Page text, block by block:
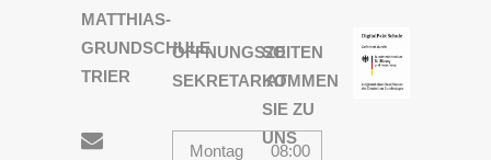
MATTHIAS-
GRUNDSCHULE
TRIER
ÖFFNUNGSZEITEN
SEKRETARIAT
Montag
08:00
SO
KOMMEN
SIE ZU
UNS